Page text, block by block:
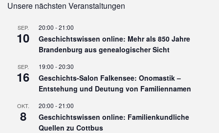
Unsere nächsten Veranstaltungen
SEP.
10
20:00 -21:00
Geschichtswissen online: Mehr als 850 Jahre
Brandenburg aus genealogischer Sicht
SEP.
16
19:00 -20:30
Geschichts-Salon Falkensee: Onomastik –
Entstehung und Deutung von Familiennamen
OKT.
8
20:00 -21:00
Geschichtswissen online: Familienkundliche
Quellen zu Cottbus